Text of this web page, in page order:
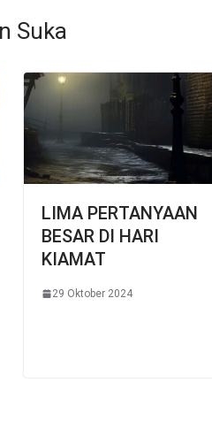
Suka
LIMA PERTANYAAN
BESAR DI HARI
KIAMAT
29 Oktober 2024